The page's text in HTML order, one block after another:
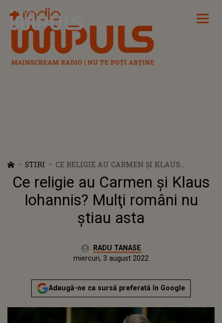
Radio Impuls
STIRI
CE RELIGIE AU CARMEN ŞI KLAUS
IOHANNIS? MULŢI ROMÂNI NU ŞTIAU
ASTA
Ce religie au Carmen şi Klaus
Iohannis? Mulţi români nu
ştiau asta
Autor:RADU TANASE
vineri, 15 aprilie 2022Actualizat:
miercuri, 3 august 2022
Adaugă-ne ca sursă preferată în Google